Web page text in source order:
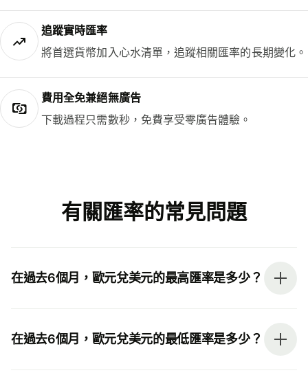
追蹤實時匯率
將首選貨幣加入心水清單，追蹤相關匯率的長期變化。
費用全免兼絕無廣告
下載過程只需數秒，免費享受零廣告體驗。
有關匯率的常見問題
在過去6個月，歐元兌美元的最高匯率是多少？
在過去6個月，歐元兌美元的最低匯率是多少？